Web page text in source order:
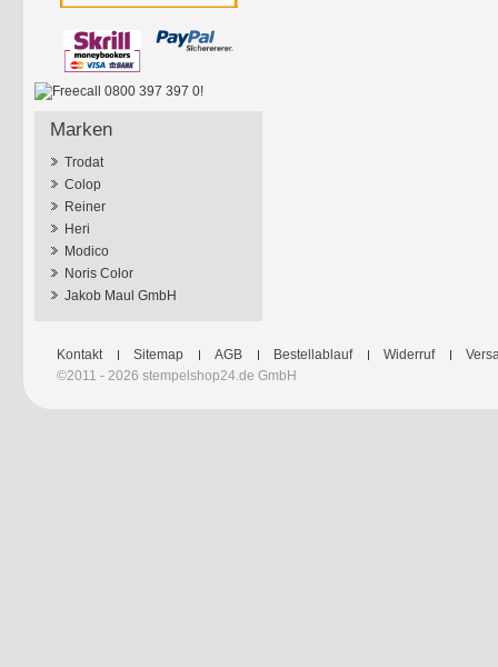
Marken
Trodat
Colop
Reiner
Heri
Modico
Noris Color
Jakob Maul GmbH
Kontakt Sitemap AGB Bestellablauf Widerruf
©2011 - 2026 stempelshop24.de GmbH